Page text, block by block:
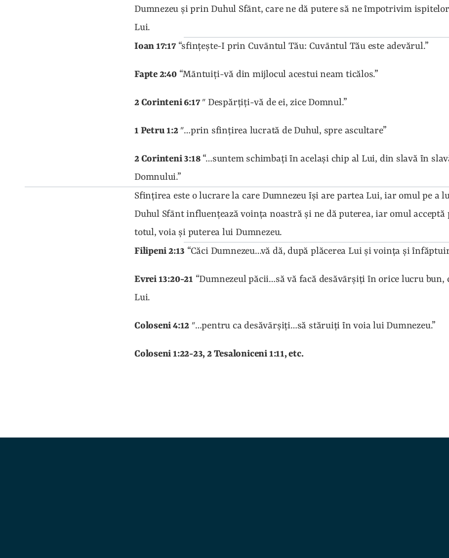
Dumnezeu şi prin Duhul Sfānt, care ne dă putere să ne īmpotrivim
Lui.
Ioan 17:17 “sfinţeşte-I prin Cuvāntul Tău: Cuvāntul Tău este adevărul.”
Fapte 2:40 “Māntuiţi-vă din mijlocul acestui neam ticălos.”
2 Corinteni 6:17 ″ Despărţiţi-vă de ei, zice Domnul.”
1 Petru 1:2 ″…prin sfinţirea lucrată de Duhul, spre ascultare”
2 Corinteni 3:18 “…suntem schimbaţi īn acelaşi chip al Lui, din slavă īn
Domnului.”
Sfinţirea este o lucrare la care Dumnezeu īşi are partea Lui, iar omul pe a
Duhul Sfānt influenţează voinţa noastră şi ne dă puterea, iar omul
totul, voia şi puterea lui Dumnezeu.
Filipeni 2:13 “Căci Dumnezeu…vă dă, după plăcerea Lui şi voinţa şi
Evrei 13:20-21 “Dumnezeul păcii…să vă facă desăvārşiţi īn orice lucru bun,
Lui.
Coloseni 4:12 ″…pentru ca desăvārşiţi…să stăruiţi īn voia lui Dumnezeu.”
Coloseni 1:22-23, 2 Tesaloniceni 1:11, etc.